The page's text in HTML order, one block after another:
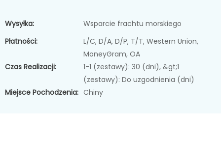
Wysyłka:
Wsparcie frachtu morskiego
Płatności:
L/C, D/A, D/P, T/T, Western Union,
MoneyGram, OA
Czas Realizacji:
1-1 (zestawy): 30 (dni), &gt;1
(zestawy): Do uzgodnienia (dni)
Miejsce Pochodzenia: Chiny